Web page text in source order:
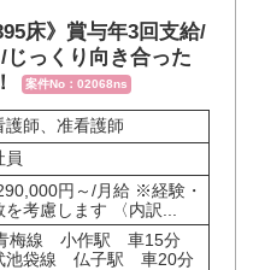
床》賞与年3回支給/
っくり向き合った
案件No：02068ns
護師、准看護師
員
円～/月給 ※経験・
を考慮します 〈内訳...
梅線　小作駅　車15分
池袋線　仏子駅　車20分